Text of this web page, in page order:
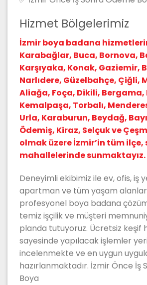
Hizmet Bölgelerimiz
İzmir boya badana
Karabağlar, Buca, Bornova,
Karşıyaka, Konak, Gaziemir,
Narlıdere, Güzelbahçe, Çiğli,
Aliağa, Foça, Dikili, Bergama,
Kemalpaşa, Torbalı,
Urla, Karaburun, Beydağ,
Ödemiş, Kiraz, Selçuk ve
olmak üzere İzmir’in tüm ilçe,
mahallelerinde sunmaktayız.
Deneyimli ekibimiz ile ev, ofis, iş
apartman ve tüm yaşam
profesyonel boya badana
temiz işçilik ve müşteri
planda tutuyoruz. Ücretsiz keşif
sayesinde yapılacak işlemler
incelenmekte ve en uygun
hazırlanmaktadır. İzmir Önce İş
Boya